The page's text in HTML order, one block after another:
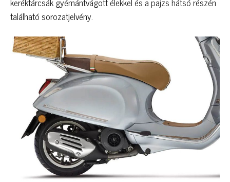
található sorozatjelvény.